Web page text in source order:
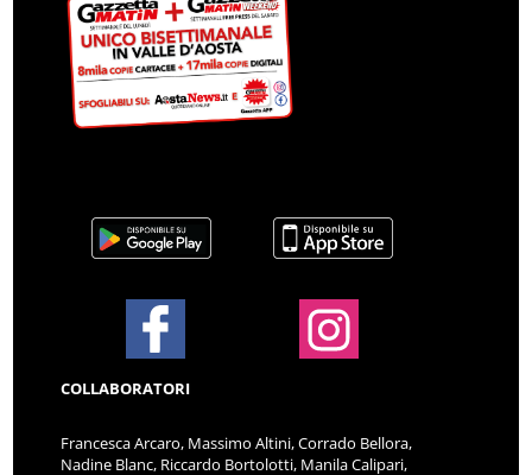
COLLABORATORI
Francesca Arcaro, Massimo Altini, Corrado Bellora,
Nadine Blanc, Riccardo Bortolotti, Manila Calipari,